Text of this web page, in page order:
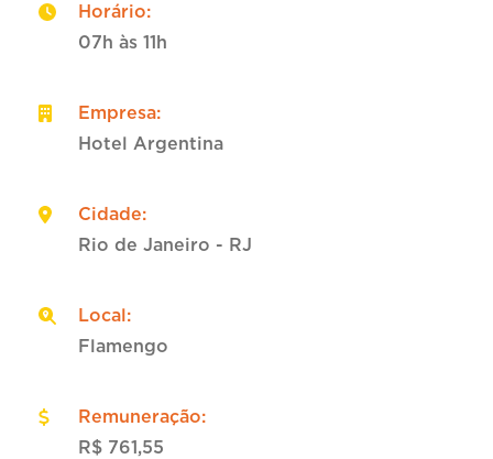
Horário:
07h às 11h
Empresa:
Hotel Argentina
Cidade:
Rio de Janeiro - RJ
Local:
Flamengo
Remuneração:
R$ 761,55